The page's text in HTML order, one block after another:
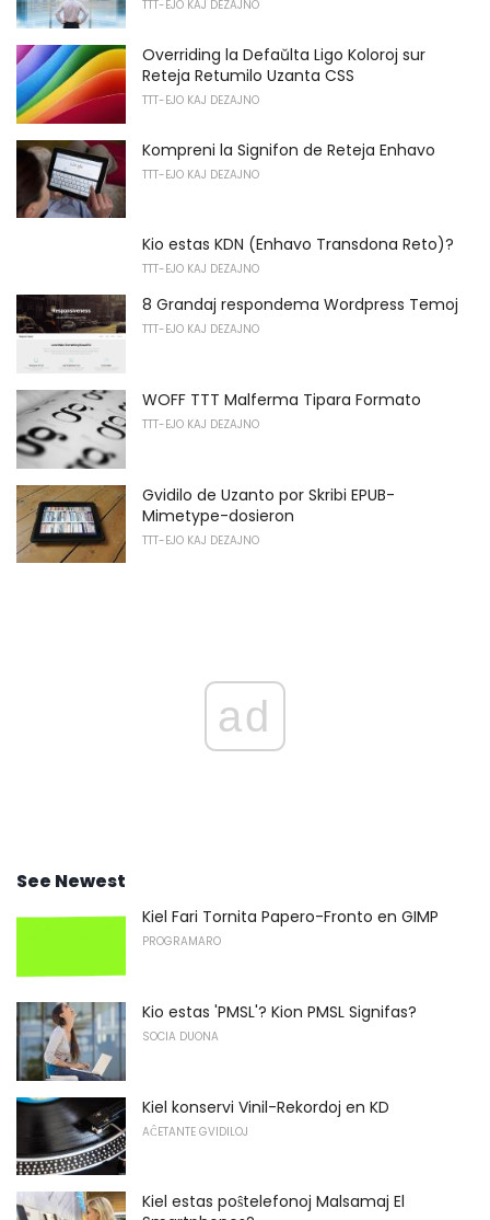
TTT-EJO KAJ DEZAJNO
Overriding la Defaŭlta Ligo Koloroj sur
Reteja Retumilo Uzanta CSS
TTT-EJO KAJ DEZAJNO
Kompreni la Signifon de Reteja Enhavo
TTT-EJO KAJ DEZAJNO
Kio estas KDN (Enhavo Transdona Reto)?
TTT-EJO KAJ DEZAJNO
8 Grandaj respondema Wordpress Temoj
TTT-EJO KAJ DEZAJNO
WOFF TTT Malferma Tipara Formato
TTT-EJO KAJ DEZAJNO
Gvidilo de Uzanto por Skribi EPUB-
Mimetype-dosieron
TTT-EJO KAJ DEZAJNO
ad
See Newest
Kiel Fari Tornita Papero-Fronto en GIMP
PROGRAMARO
Kio estas 'PMSL'? Kion PMSL Signifas?
SOCIA DUONA
Kiel konservi Vinil-Rekordoj en KD
AĈETANTE GVIDILOJ
Kiel estas poŝtelefonoj Malsamaj El